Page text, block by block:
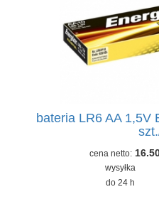
bateria LR6 AA 1,5V
cena netto:
wysyłka
do 24 h